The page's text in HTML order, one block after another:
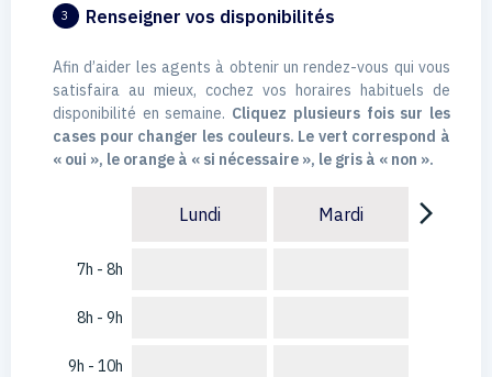
3 Renseigner vos disponibilités
Afin d’aider les agents à obtenir un rendez-vous qui vous
satisfaira au mieux, cochez vos horaires habituels de
disponibilité en semaine. Cliquez plusieurs fois sur les
cases pour changer les couleurs. Le vert correspond à
« oui », le orange à « si nécessaire », le gris à « non ».
7h - 8h
8h - 9h
9h - 10h
Lundi Mardi arrow_forward_ios